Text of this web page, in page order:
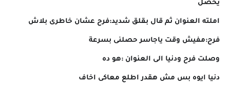
يحصل
املته العنوان ثم قال بقلق شديد:فرح عشان خاطرى بلاش
فرح:مفيش وقت ياجاسر حصلنى بسرعة
وصلت فرح ودنيا الى العنوان :هو ده
دنيا ايوه بس مش هقدر اطلع معاكى اخاف